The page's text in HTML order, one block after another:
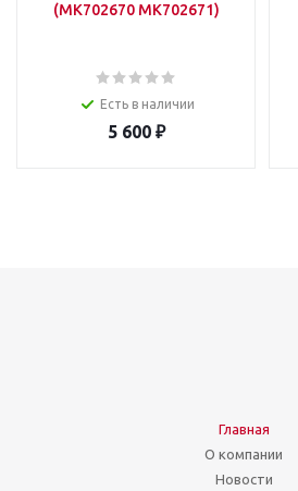
(MK702670 MK702671)
Есть в наличии
5 600₽
Главная
О компании
Новости